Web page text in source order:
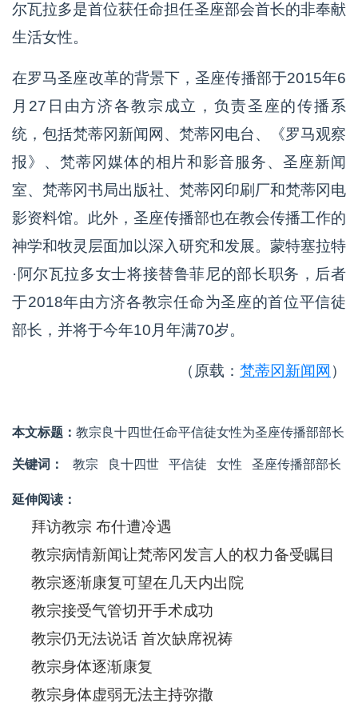
尔瓦拉多是首位获任命担任圣座部会首长的非奉献
生活女性。
在罗马圣座改革的背景下，圣座传播部于2015年6
月27日由方济各教宗成立，负责圣座的传播系
统，包括梵蒂冈新闻网、梵蒂冈电台、《罗马观察
报》、梵蒂冈媒体的相片和影音服务、圣座新闻
室、梵蒂冈书局出版社、梵蒂冈印刷厂和梵蒂冈电
影资料馆。此外，圣座传播部也在教会传播工作的
神学和牧灵层面加以深入研究和发展。蒙特塞拉特
·阿尔瓦拉多女士将接替鲁菲尼的部长职务，后者
于2018年由方济各教宗任命为圣座的首位平信徒
部长，并将于今年10月年满70岁。
（原载： 梵蒂冈新闻网 ）
本文标题： 教宗良十四世任命平信徒女性为圣座传播部部长
关键词： 教宗 良十四世 平信徒 女性 圣座传播部部长
延伸阅读：
拜访教宗 布什遭冷遇
教宗病情新闻让梵蒂冈发言人的权力备受瞩目
教宗逐渐康复可望在几天内出院
教宗接受气管切开手术成功
教宗仍无法说话 首次缺席祝祷
教宗身体逐渐康复
教宗身体虚弱无法主持弥撒